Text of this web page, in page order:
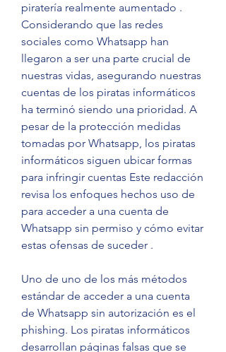
piratería realmente aumentado .
Considerando que las redes
sociales como Whatsapp han
llegaron a ser una parte crucial de
nuestras vidas, asegurando nuestras
cuentas de los piratas informáticos
ha terminó siendo una prioridad. A
pesar de la protección medidas
tomadas por Whatsapp, los piratas
informáticos siguen ubicar formas
para infringir cuentas Este redacción
revisa los enfoques hechos uso de
para acceder a una cuenta de
Whatsapp sin permiso y cómo evitar
estas ofensas de suceder .
Uno de uno de los más métodos
estándar de acceder a una cuenta
de Whatsapp sin autorización es el
phishing. Los piratas informáticos
desarrollan páginas falsas que se